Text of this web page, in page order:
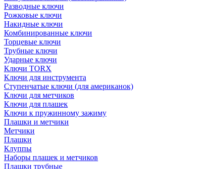
Разводные ключи
Рожковые ключи
Накидные ключи
Комбинированные ключи
Торцевые ключи
Трубные ключи
Ударные ключи
Ключи TORX
Ключи для инструмента
Ступенчатые ключи (для американок)
Ключи для метчиков
Ключи для плашек
Ключи к пружинному зажиму
Плашки и метчики
Метчики
Плашки
Клуппы
Наборы плашек и метчиков
Плашки трубные